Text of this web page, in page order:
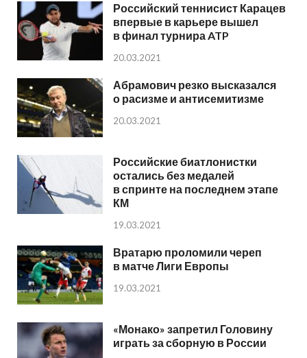
Российский теннисист Карацев
впервые в карьере вышел
в финал турнира ATP
20.03.2021
Абрамович резко высказался
о расизме и антисемитизме
20.03.2021
Российские биатлонистки
остались без медалей
в спринте на последнем этапе
КМ
19.03.2021
Вратарю проломили череп
в матче Лиги Европы
19.03.2021
«Монако» запретил Головину
играть за сборную в России